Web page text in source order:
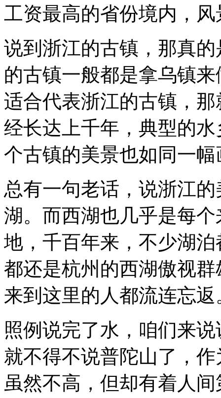
两
市
的
后
面。
然
直
辖
市
是
行
政
位，
但
是
本
中
只
省）
虽
这
个
省
份
的
面
积
工资最高的省份境内，
说到浙江的古镇，那真
的古镇一般都是拿乌镇
适合代表浙江的古镇，
经长达上千年，典型的
个古镇的美景也如同一
总有一句老话，说浙江
湖。而西湖也几乎是每
地，千百年来，不少湖
都还是杭州的西湖傲视
来到这里的人都流连忘返
照例说完了水，咱们来
就不得不说普陀山了，
虽然不高，但却有着人